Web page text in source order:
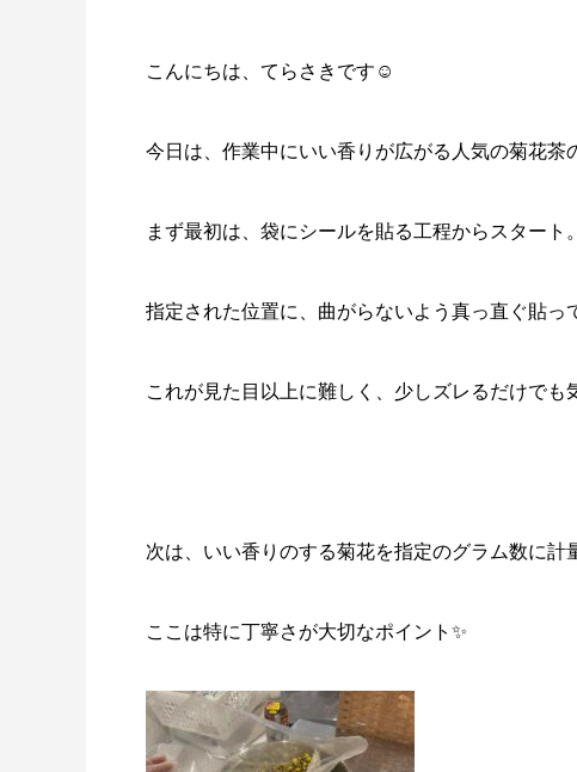
こんにちは、てらさきです☺️
今日は、作業中にいい香りが広がる人気の菊花茶
まず最初は、袋にシールを貼る工程からスタート。
指定された位置に、曲がらないよう真っ直ぐ貼っ
これが見た目以上に難しく、少しズレるだけでも
次は、いい香りのする菊花を指定のグラム数に計
ここは特に丁寧さが大切なポイント✨